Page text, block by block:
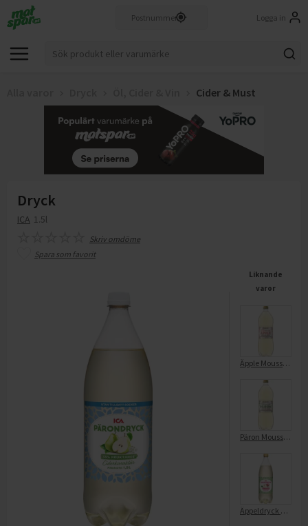
Logga in
Cider & Must
Dryck
ICA 1.5l
Skriv omdöme
Spara som favorit
Liknande
varor
Äpple Mousserande Dryck Ciderkaraktär
Päron Mousserande Dryck Ciderkaraktär
Äppeldryck Ciderkaraktär